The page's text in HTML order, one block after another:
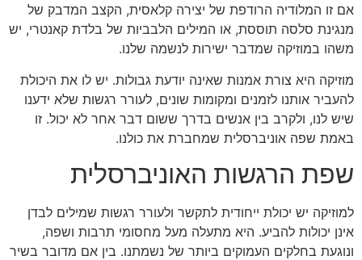
אם זו המלודיה הרודפת של יצירה קלאסית, הקצב המדבק של
מנגינת סלסה תוססת, או המילים הלבביות של בלדת קאנטרי, יש
משהו במוזיקה שמדבר ישירות לנשמה שלנו.
מוזיקה היא צורת אמנות שאינה יודעת גבולות. יש לו את היכולת
להעביר אותנו לזמנים ומקומות שונים, לעורר רגשות שלא ידענו
שיש לנו, ולקרב בין אנשים בדרך ששום דבר אחר לא יכול. זו
באמת שפה אוניברסלית שמחברת את כולנו.
שפת הרגשות האוניברסלית
למוזיקה יש יכולת ייחודית לתקשר ולעורר רגשות שמילים לבדן
אינן יכולות להביע. היא מתעלה מעל מחסומי תרבות ושפה,
ונוגעת בחלקים העמוקים ביותר של נשמתנו. בין אם מדובר בשיר